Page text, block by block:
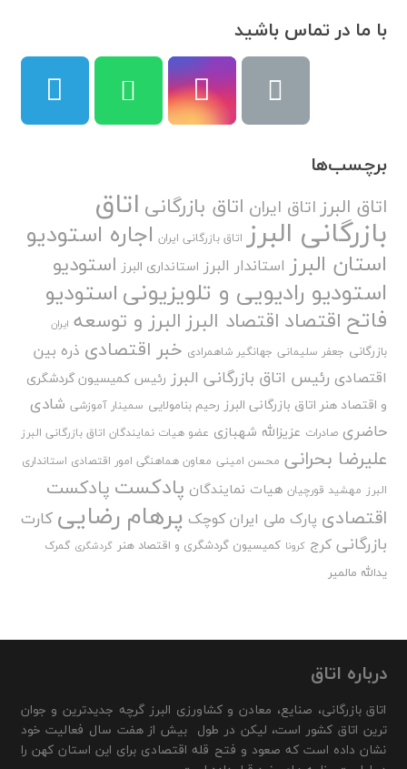
با ما در تماس باشید
برچسب‌ها
اتاق البرزاتاق ایران اتاق بازرگانی اتاق
بازرگانی البرز اتاق بازرگانی ایران اجاره استودیو
استان البرز استاندار البرز استانداری البرز استودیو
استودیو رادیویی و تلویزیونیاستودیو
فاتح اقتصاد اقتصاد البرزالبرز و توسعه ایران
بازرگانی جعفر سلیمانی جهانگیر شاهمرادی خبر اقتصادی ذره بین
اقتصادی رئیس اتاق بازرگانی البرز رئیس کمیسیون گردشگری
و اقتصاد هنر اتاق بازرگانی البرز رحیم بنامولایی سمینار آموزشی شادی
حاضری صادرات عزیزالله شهبازی عضو هیات نمایندگان اتاق بازرگانی البرز
علیرضا بحرانی محسن امینی معاون هماهنگی امور اقتصادی استانداری
البرز مهشید قورچیان هیات نمایندگان پادکست پادکست
اقتصادی پارک ملی ایران کوچک پرهام رضایی کارت
بازرگانی کرج کرونا کمیسیون گردشگری و اقتصاد هنر گردشگری گمرک
یدالله مالمیر
درباره اتاق
اتاق بازرگانی، صنایع، معادن و کشاورزی البرز گرچه جدیدترین و جوان
ترین اتاق کشور است، لیکن در طول بیش از هفت سال فعالیت خود
نشان داده است که صعود و فتح قله اقتصادی برای این استان کهن را